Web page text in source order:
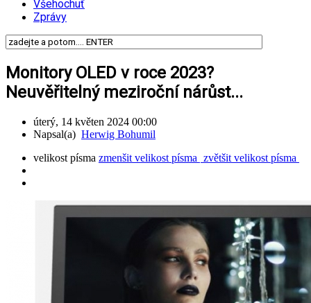
Všehochuť
Zprávy
Monitory OLED v roce 2023?
Neuvěřitelný meziroční nárůst...
úterý, 14 květen 2024 00:00
Napsal(a) Herwig Bohumil
velikost písma zmenšit velikost písma zvětšit velikost písma